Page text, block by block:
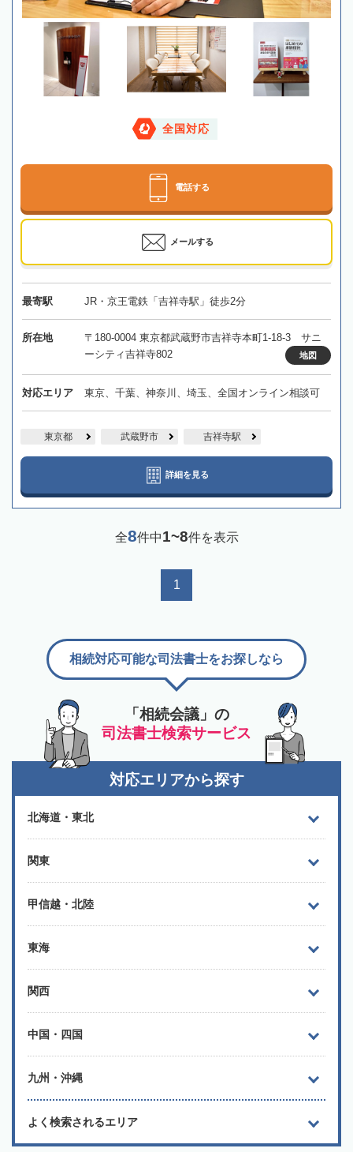
全国対応
電話する
メールする
最寄駅 JR・京王電鉄「吉祥寺駅」徒歩2分
所在地
〒180-0004 東京都武蔵野市吉祥寺本町1-18-3 サニ
ーシティ吉祥寺802
地図
対応エリア 東京、千葉、神奈川、埼玉、全国オンライン相談可
東京都 武蔵野市 吉祥寺駅
詳細を見る
全8件中1~8件を表示
1
「相続会議」の
司法書士検索サービス
相続対応可能な司法書士をお探しなら
対応エリアから探す
北海道・東北
関東
甲信越・北陸
東海
関西
中国・四国
九州・沖縄
よく検索されるエリア